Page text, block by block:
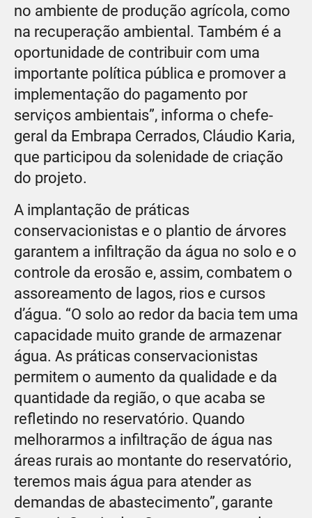
no ambiente de produção agrícola, como
na recuperação ambiental. Também é a
oportunidade de contribuir com uma
importante política pública e promover a
implementação do pagamento por
serviços ambientais”, informa o chefe-
geral da Embrapa Cerrados, Cláudio Karia,
que participou da solenidade de criação
do projeto.
A implantação de práticas
conservacionistas e o plantio de árvores
garantem a infiltração da água no solo e o
controle da erosão e, assim, combatem o
assoreamento de lagos, rios e cursos
d’água. “O solo ao redor da bacia tem uma
capacidade muito grande de armazenar
água. As práticas conservacionistas
permitem o aumento da qualidade e da
quantidade da região, o que acaba se
refletindo no reservatório. Quando
melhorarmos a infiltração de água nas
áreas rurais ao montante do reservatório,
teremos mais água para atender as
demandas de abastecimento”, garante